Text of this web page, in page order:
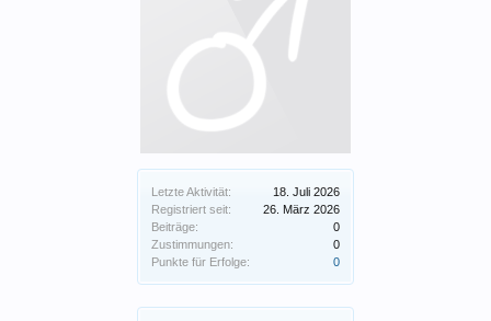
Letzte Aktivität:
18. Juli 2026
Registriert seit:
26. März 2026
Beiträge:
0
Zustimmungen:
0
Punkte für Erfolge:
0